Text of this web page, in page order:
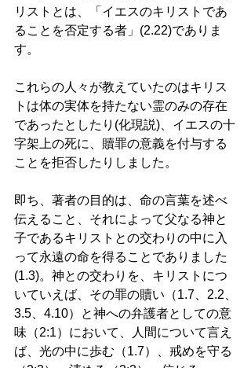
リストとは、「イエスのキリストであ
ることを否定する者」(2.22)でありま
す。
これらの人々が教えていたのはキリス
トは体の実体を持たない霊のみの存在
であったとしたり(化現説)、イエスの十
字架上の死に、贖罪の意義を付与する
ことを拒否したりしました。
即ち、著者の目的は、命の言葉を述べ
伝えること、それによって父なる神と
子であるキリストとの交わりの中に入
って永遠の命を得ることでありました
(1.3)。神との交わりを、キリストにつ
いていえば、その罪の贖い（1.7、2.2、
3.5、4.10）と神への弁護者としての意
味（2:1）において、人間について言え
ば、光の中に歩む（1.7）、戒めを守る